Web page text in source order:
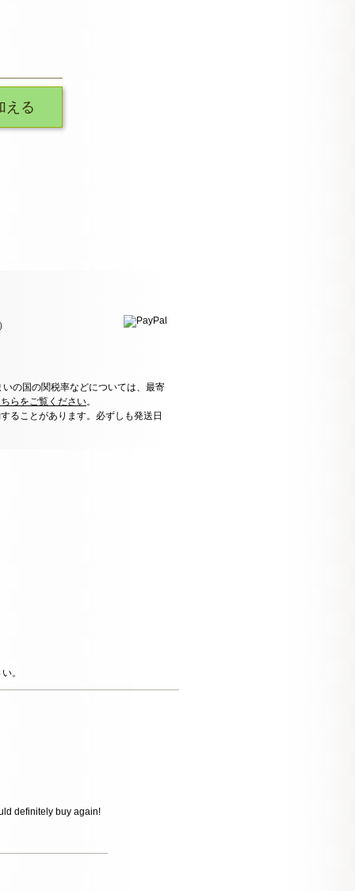
える
の国の関税率などについては、最寄
らをご覧ください。
ることがあります。必ずしも発送日
。
definitely buy again!